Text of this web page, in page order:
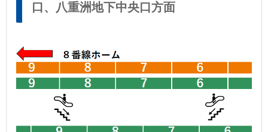
口、八重洲地下中央口方面